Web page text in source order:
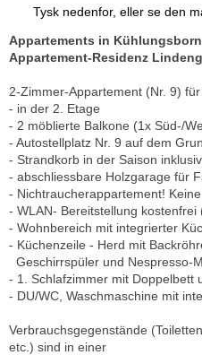
Tysk nedenfor, eller se den
Appartements in
Appartement-Residenz
2-Zimmer-Appartement (Nr. 9)
- in der 2. Etage
- 2 möblierte Balkone (1x Süd-/
- Autostellplatz Nr. 9 auf dem
- Strandkorb in der Saison
- abschliessbare Holzgarage für
- Nichtraucherappartement!
- WLAN- Bereitstellung kostenfrei
- Wohnbereich mit integrierter
- Küchenzeile - Herd mit
Geschirrspüler und Nespresso-
- 1. Schlafzimmer mit Doppelbett
- DU/WC, Waschmaschine mit
Verbrauchsgegenstände
etc.) sind in einer